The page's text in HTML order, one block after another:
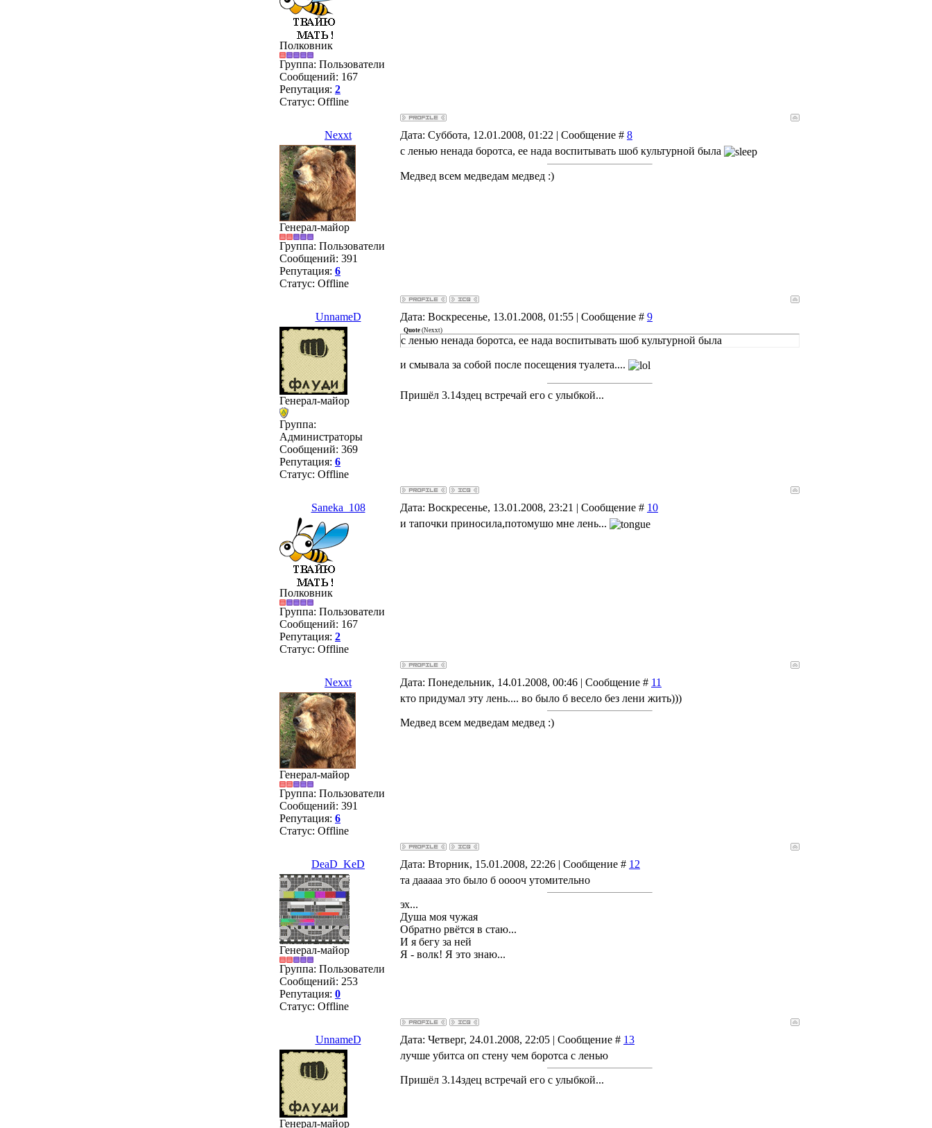
Полковник
Группа: Пользователи
Сообщений: 167
Репутация: 2
Статус: Offline
Nexxt Дата: Суббота, 12.01.2008, 01:22 | Сообщение # 8
Генерал-майор
Группа: Пользователи
Сообщений: 391
Репутация: 6
Статус: Offline
с ленью ненада боротса, ее нада воспитывать шоб культурной была
Медвед всем медведам медвед :)
UnnameD Дата: Воскресенье, 13.01.2008, 01:55 | Сообщение # 9
Генерал-майор
Группа:
Администраторы
Сообщений: 369
Репутация: 6
Статус: Offline
Quote (Nexxt)
с ленью ненада боротса, ее нада воспитывать шоб культурной была
и смывала за собой после посещения туалета....
Пришёл 3.14здец встречай его с улыбкой...
Saneka_108 Дата: Воскресенье, 13.01.2008, 23:21 | Сообщение # 10
Полковник
Группа: Пользователи
Сообщений: 167
Репутация: 2
Статус: Offline
и тапочки приносила,потомушо мне лень...
Nexxt Дата: Понедельник, 14.01.2008, 00:46 | Сообщение # 11
Генерал-майор
Группа: Пользователи
Сообщений: 391
Репутация: 6
Статус: Offline
кто придумал эту лень.... во было б весело без лени жить)))
Медвед всем медведам медвед :)
DeaD_KeD Дата: Вторник, 15.01.2008, 22:26 | Сообщение # 12
Генерал-майор
Группа: Пользователи
Сообщений: 253
Репутация: 0
Статус: Offline
та дааааа это было б ооооч утомительно
эх...
Душа моя чужая
Обратно рвётся в стаю...
И я бегу за ней
Я - волк! Я это знаю...
UnnameD Дата: Четверг, 24.01.2008, 22:05 | Сообщение # 13
Генерал-майор
лучше убитса оп стену чем боротса с ленью
Пришёл 3.14здец встречай его с улыбкой...